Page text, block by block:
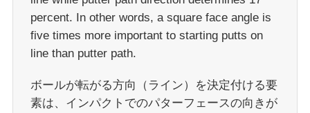
percent. In other words, a square face angle is
five times more important to starting putts on
line than putter path.
ボールが転がる方向（ライン）を決定付ける要
素は、インパクトでのパターフェースの向きが